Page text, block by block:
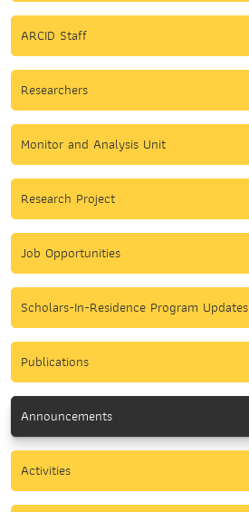
ARCID Staff
Researchers
Monitor and Analysis Unit
Research Project
Job Opportunities
Scholars-In-Residence Program Updates
Publications
Announcements
Activities